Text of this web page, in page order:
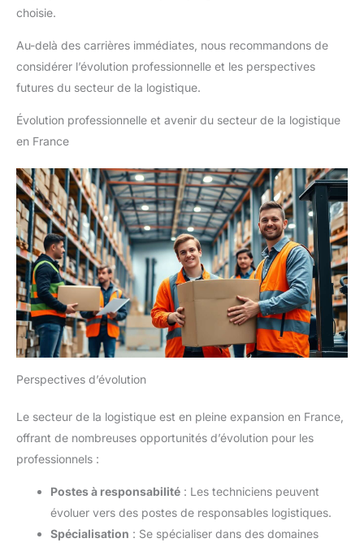
choisie.
Au-delà des carrières immédiates, nous recommandons de
considérer l’évolution professionnelle et les perspectives
futures du secteur de la logistique.
Évolution professionnelle et avenir du secteur de la logistique
en France
Perspectives d’évolution
Le secteur de la logistique est en pleine expansion en France,
offrant de nombreuses opportunités d’évolution pour les
professionnels :
Postes à responsabilité : Les techniciens peuvent
évoluer vers des postes de responsables logistiques.
Spécialisation : Se spécialiser dans des domaines